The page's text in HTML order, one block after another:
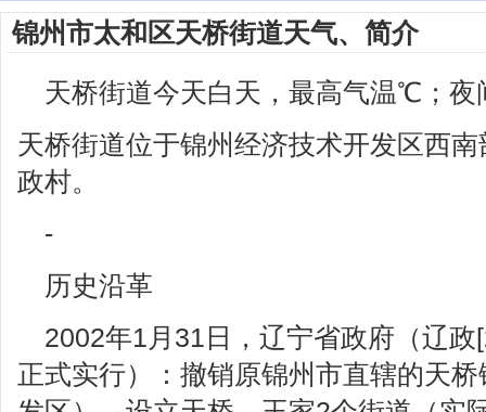
锦州市太和区天桥街道天气、简介
天桥街道今天白天，最高气温℃；
天桥街道位于锦州经济技术开发区西
政村。
-
历史沿革
2002年1月31日，辽宁省政府（辽
正式实行）：撤销原锦州市直辖的天